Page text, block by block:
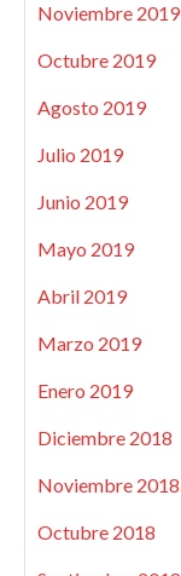
Noviembre 2019
Octubre 2019
Agosto 2019
Julio 2019
Junio 2019
Mayo 2019
Abril 2019
Marzo 2019
Enero 2019
Diciembre 2018
Noviembre 2018
Octubre 2018